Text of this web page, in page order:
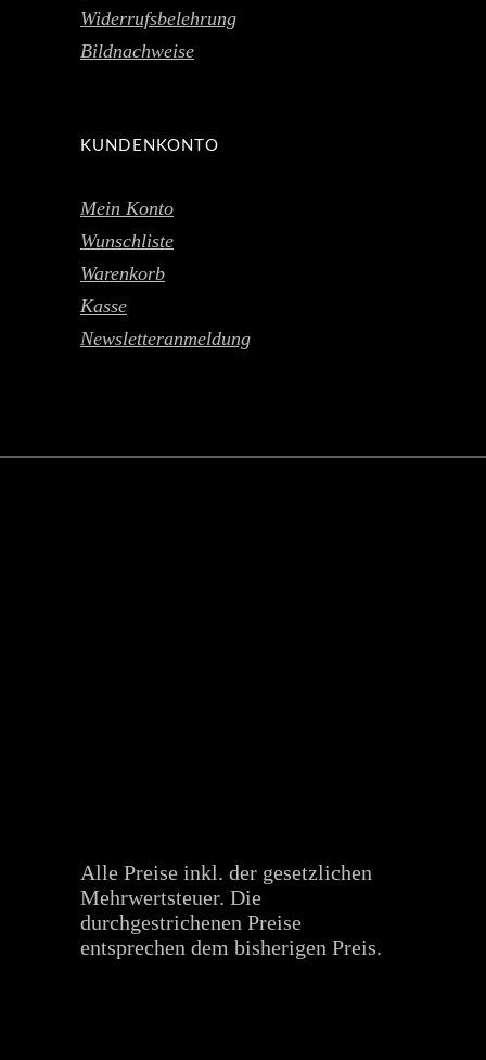
Widerrufsbelehrung
Bildnachweise
KUNDENKONTO
Mein Konto
Wunschliste
Warenkorb
Kasse
Newsletteranmeldung
Alle Preise inkl. der gesetzlichen
Mehrwertsteuer. Die
durchgestrichenen Preise
entsprechen dem bisherigen Preis.